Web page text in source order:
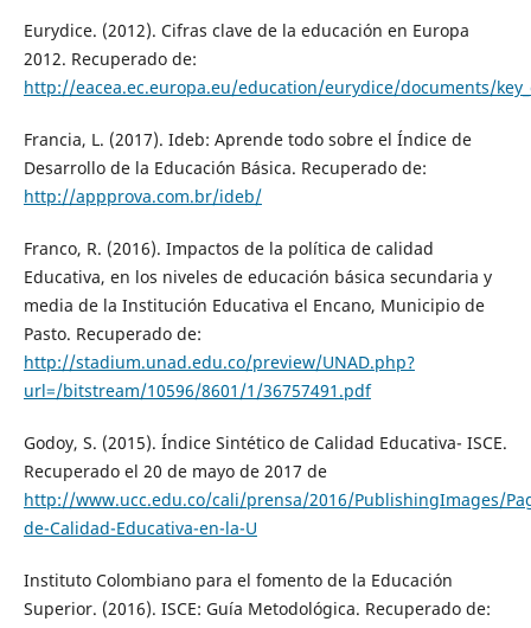
Eurydice. (2012). Cifras clave de la educación en Europa
2012. Recuperado de:
http://eacea.ec.europa.eu/education/eurydice/documents/
Francia, L. (2017). Ideb: Aprende todo sobre el Índice de
Desarrollo de la Educación Básica. Recuperado de:
http://appprova.com.br/ideb/
Franco, R. (2016). Impactos de la política de calidad
Educativa, en los niveles de educación básica secundaria y
media de la Institución Educativa el Encano, Municipio de
Pasto. Recuperado de:
http://stadium.unad.edu.co/preview/UNAD.php?
url=/bitstream/10596/8601/1/36757491.pdf
Godoy, S. (2015). Índice Sintético de Calidad Educativa- ISCE.
Recuperado el 20 de mayo de 2017 de
http://www.ucc.edu.co/cali/prensa/2016/PublishingImages/
de-Calidad-Educativa-en-la-U
Instituto Colombiano para el fomento de la Educación
Superior. (2016). ISCE: Guía Metodológica. Recuperado de: